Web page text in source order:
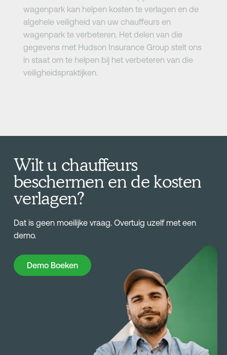
wagenpark kan helpen kosten te verlagen en de
algehele veiligheid van uw chauffeurs en
wagenpark te verbeteren. Het delen van die
gegevens met Hudson Insurance Group stelt ons
in staat om te helpen bij het verbeteren van die
veiligheidspraktijken.
Wilt u chauffeurs
beschermen en de kosten
verlagen?
Dat is geen moeilijke vraag. Overtuig uzelf met een
demo.
Demo Boeken
Demo Boeken